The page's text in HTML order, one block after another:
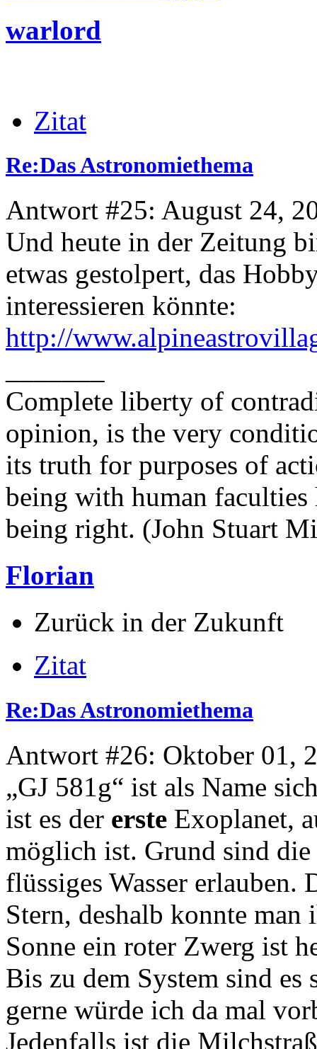
warlord
Zitat
Re:Das Astronomiethema
Antwort #25: August 24,
Und heute in der Zeitung
etwas gestolpert, das
interessieren könnte:
http://
Complete liberty of
opinion, is the very
its truth for purposes of
being with human faculties
being right. (John Stuart
Florian
Zurück in der Zukunft
Zitat
Re:Das Astronomiethema
Antwort #26: Oktober 01,
„GJ 581g“ ist als Name
ist es der erste Exoplanet,
möglich ist. Grund sind die
flüssiges Wasser erlauben.
Stern, deshalb konnte man
Sonne ein roter Zwerg ist
Bis zu dem System sind
gerne würde ich da mal
Jedenfalls ist die